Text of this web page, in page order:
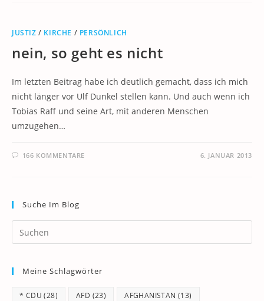
JUSTIZ / KIRCHE / PERSÖNLICH
nein, so geht es nicht
Im letzten Beitrag habe ich deutlich gemacht, dass ich mich
nicht länger vor Ulf Dunkel stellen kann. Und auch wenn ich
Tobias Raff und seine Art, mit anderen Menschen
umzugehen…
166 KOMMENTARE 6. JANUAR 2013
Suche Im Blog
Meine Schlagwörter
* CDU (28) AFD (23) AFGHANISTAN (13)